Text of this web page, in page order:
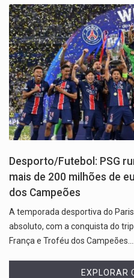
Desporto/Futebol: PSG
mais de 200 milhões de
dos Campeões
A temporada desportiva do
absoluto, com a conquista do
França e Troféu dos Campeões.…
EXPLORAR